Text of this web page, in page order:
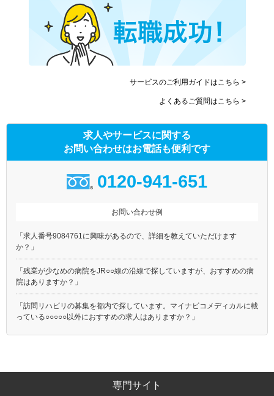
サービスのご利用ガイドはこちら >
よくあるご質問はこちら >
求人やサービスに関する
お問い合わせはお電話も便利です
0120-941-651
お問い合わせ例
「求人番号9084761に興味があるので、詳細を教えていただけます
か？」
「残業が少なめの病院をJR○○線の沿線で探していますが、おすすめの病
院はありますか？」
「訪問リハビリの募集を都内で探しています。マイナビコメディカルに載
っている○○○○○以外におすすめの求人はありますか？」
専門サイト